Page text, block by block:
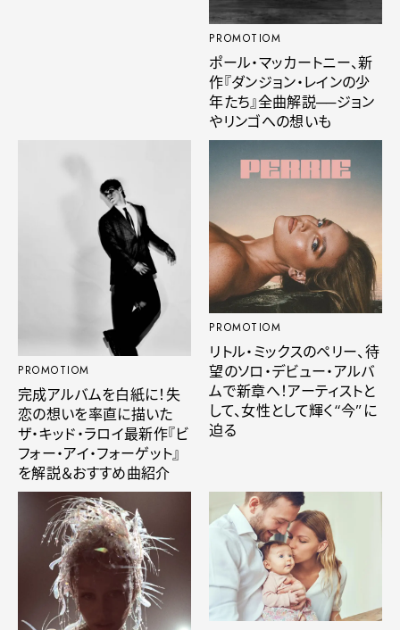
PROMOTIOM
ポール・マッカートニー、新
作『ダンジョン・レインの少
年たち』全曲解説──ジョン
やリンゴへの想いも
PROMOTIOM
完成アルバムを白紙に！失
恋の想いを率直に描いた
ザ・キッド・ラロイ最新作『ビ
フォー・アイ・フォーゲット』
を解説＆おすすめ曲紹介
PROMOTIOM
リトル・ミックスのペリー、待
望のソロ・デビュー・アルバ
ムで新章へ！アーティストと
して、女性として輝く“今”に
迫る